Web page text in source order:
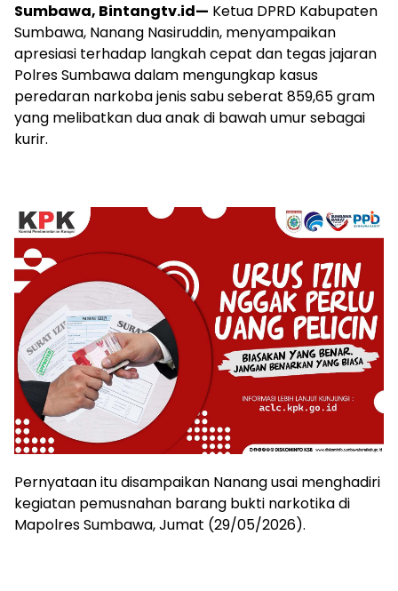
Sumbawa, Bintangtv.id— Ketua DPRD Kabupaten
Sumbawa, Nanang Nasiruddin, menyampaikan
apresiasi terhadap langkah cepat dan tegas jajaran
Polres Sumbawa dalam mengungkap kasus
peredaran narkoba jenis sabu seberat 859,65 gram
yang melibatkan dua anak di bawah umur sebagai
kurir.
Pernyataan itu disampaikan Nanang usai menghadiri
kegiatan pemusnahan barang bukti narkotika di
Mapolres Sumbawa, Jumat (29/05/2026).